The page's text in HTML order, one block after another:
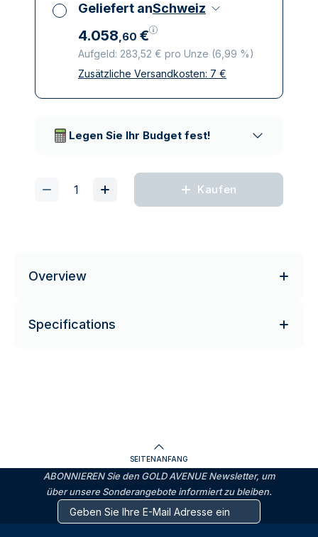
Geliefert anSchweiz
4.058,60 €
Aufgeld: 283,52 € pro Unze (6,99 %)
Alle Steuern inbegriffen
Zusätzliche Versandkosten: 7 €
Legen Sie Ihr Budget fest!
Kaufen
Overview
Specifications
SEITENANFANG
ABONNIEREN Sie den GOLD AVENUE Newsletter, um
über unsere Sonderangebote informiert zu bleiben.